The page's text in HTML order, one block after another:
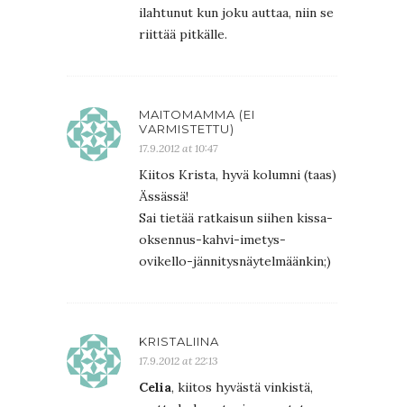
ilahtunut kun joku auttaa, niin se
riittää pitkälle.
MAITOMAMMA (EI
VARMISTETTU)
17.9.2012 at 10:47
Kiitos Krista, hyvä kolumni (taas)
Ässässä!
Sai tietää ratkaisun siihen kissa-
oksennus-kahvi-imetys-
ovikello-jännitysnäytelmäänkin;)
KRISTALIINA
17.9.2012 at 22:13
Celia, kiitos hyvästä vinkistä,